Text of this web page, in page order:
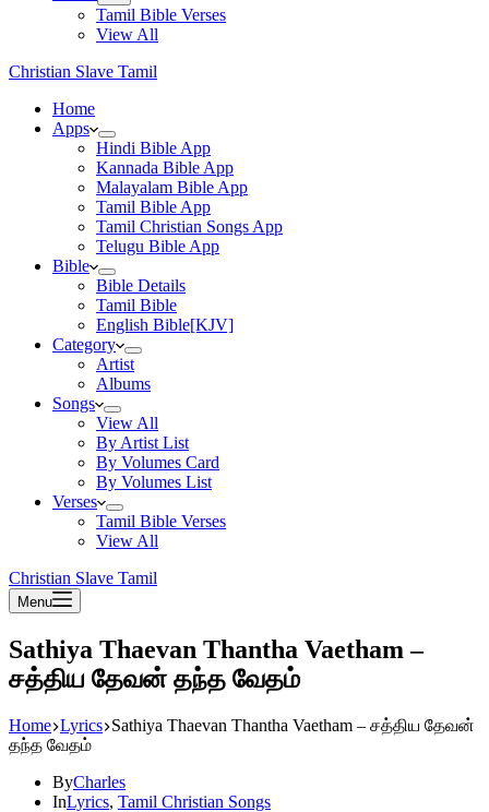
Tamil Bible Verses
View All
Christian Slave Tamil
Home
Apps
Hindi Bible App
Kannada Bible App
Malayalam Bible App
Tamil Bible App
Tamil Christian Songs App
Telugu Bible App
Bible
Bible Details
Tamil Bible
English Bible[KJV]
Category
Artist
Albums
Songs
View All
By Artist List
By Volumes Card
By Volumes List
Verses
Tamil Bible Verses
View All
Christian Slave Tamil
Menu
Sathiya Thaevan Thantha Vaetham –
சத்திய தேவன் தந்த வேதம்
Home Lyrics Sathiya Thaevan Thantha Vaetham – சத்திய தேவன்
தந்த வேதம்
ByCharles
InLyrics, Tamil Christian Songs